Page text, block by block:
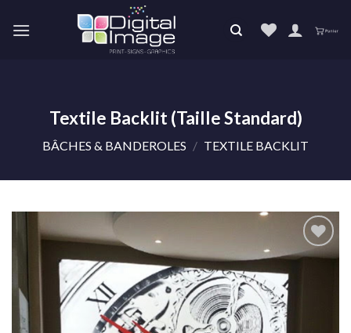
Textile Backlit (Taille Standard)
BÂCHES & BANDEROLES / TEXTILE BACKLIT
Ajouter